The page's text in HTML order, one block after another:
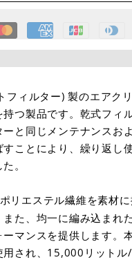
ィルター) 製のエアク
つ製品です。乾式フィ
と同じメンテナンスお
ことにより、繰り返し
。
リエステル繊維を素材
た、均一に編み込まれ
マンスを提供します。
用され、15,000リット